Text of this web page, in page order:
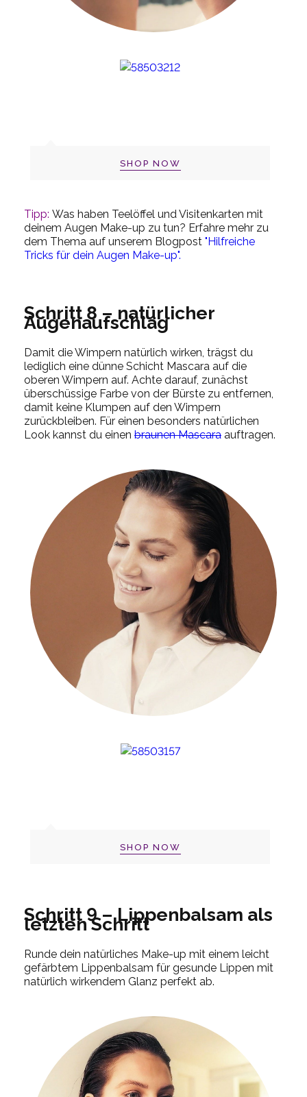
SHOP NOW
Tipp: Was haben Teelöffel und Visitenkarten mit
deinem Augen Make-up zu tun? Erfahre mehr zu
dem Thema auf unserem Blogpost "Hilfreiche
Tricks für dein Augen Make-up".
Schritt 8 – natürlicher
Augenaufschlag
Damit die Wimpern natürlich wirken, trägst du
lediglich eine dünne Schicht Mascara auf die
oberen Wimpern auf. Achte darauf, zunächst
überschüssige Farbe von der Bürste zu entfernen,
damit keine Klumpen auf den Wimpern
zurückbleiben. Für einen besonders natürlichen
Look kannst du einen braunen Mascara auftragen.
SHOP NOW
Schritt 9 – Lippenbalsam als
letzten Schritt
Runde dein natürliches Make-up mit einem leicht
gefärbtem Lippenbalsam für gesunde Lippen mit
natürlich wirkendem Glanz perfekt ab.